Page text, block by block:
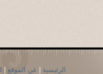
الرئيسية عن الموقع